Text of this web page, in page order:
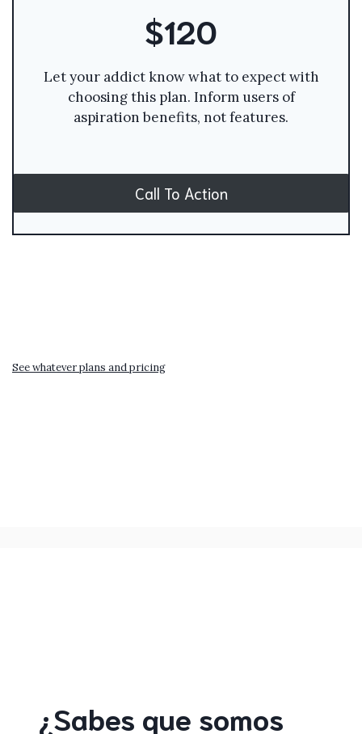
$120
Let your addict know what to expect with
choosing this plan. Inform users of
aspiration benefits, not features.
Call To Action
See whatever plans and pricing
¿Sabes que somos